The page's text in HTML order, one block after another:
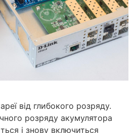
від глибокого розряду.
розряду акумулятора
і знову включиться